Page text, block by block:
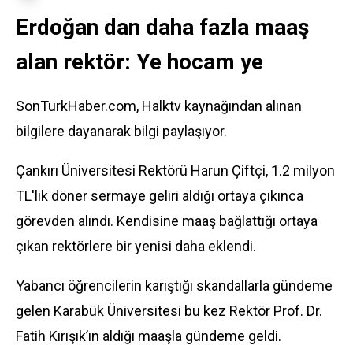
Erdoğan dan daha fazla maaş
alan rektör: Ye hocam ye
SonTurkHaber.com, Halktv kaynağından alınan
bilgilere dayanarak bilgi paylaşıyor.
Çankırı Üniversitesi Rektörü Harun Çiftçi, 1.2 milyon
TL'lik döner sermaye geliri aldığı ortaya çıkınca
görevden alındı. Kendisine maaş bağlattığı ortaya
çıkan rektörlere bir yenisi daha eklendi.
Yabancı öğrencilerin karıştığı skandallarla gündeme
gelen Karabük Üniversitesi bu kez Rektör Prof. Dr.
Fatih Kırışık’ın aldığı maaşla gündeme geldi.